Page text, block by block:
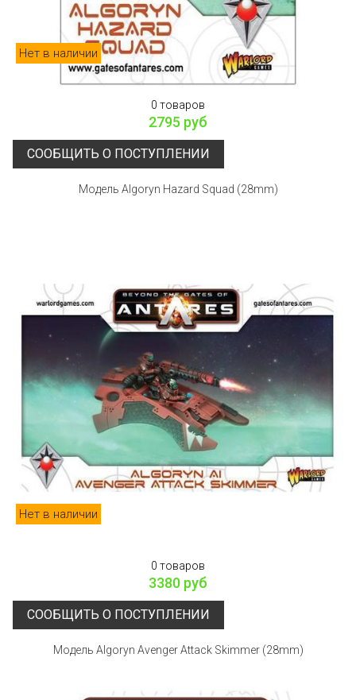
Нет в наличии
0 товаров
2795 руб
СООБЩИТЬ О ПОСТУПЛЕНИИ
Модель Algoryn Hazard Squad (28mm)
Нет в наличии
0 товаров
3380 руб
СООБЩИТЬ О ПОСТУПЛЕНИИ
Модель Algoryn Avenger Attack Skimmer (28mm)